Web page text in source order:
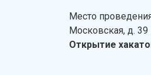
Место
Московская, д. 39
Открытие